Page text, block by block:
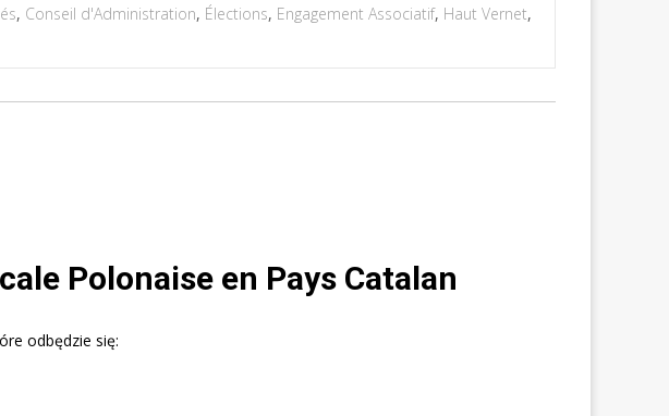
, Conseil d'Administration, Élections, Engagement Associatif, Haut Vernet,
Polonaise en Pays Catalan
odbędzie się: